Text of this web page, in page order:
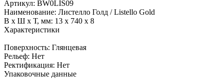
Артикул: BW0LIS09
Наименование: Листелло Голд / Listello Gold
В x Ш x Т, мм: 13 x 740 x 8
Характеристики
Поверхность: Глянцевая
Рельеф: Нет
Ректификация: Нет
Упаковочные данные